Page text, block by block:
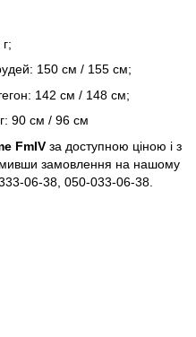
150 см / 155 см;
142 см / 148 см;
90 см / 96 см
FmIV за доступною ціною і з
замовлення на нашому
06-38, 050-033-06-38.